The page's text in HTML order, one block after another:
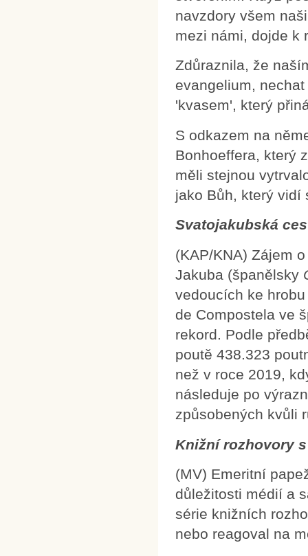
navzdory všem
mezi námi, dojde k
Zdůraznila, že
evangelium,
'kvasem', který
S odkazem na
Bonhoeffera, který
měli stejnou
jako Bůh, který vidí
Svatojakubská
(KAP/KNA) Zájem
Jakuba (španělsky
vedoucích ke
de Compostela ve
rekord. Podle
poutě 438.323
než v roce 2019,
následuje po
způsobených kvůli
Knižní rozhovory
(MV) Emeritní
důležitosti médií a
série knižních
nebo reagoval na